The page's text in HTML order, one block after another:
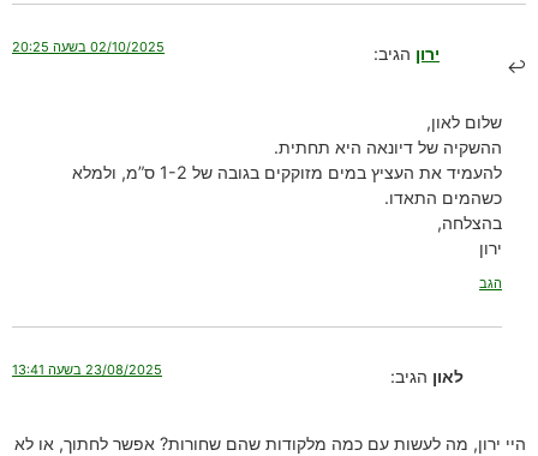
ירון הגיב: 02/10/2025 בשעה 20:25
שלום לאון,
ההשקיה של דיונאה היא תחתית.
להעמיד את העציץ במים מזוקקים בגובה של 1-2 ס”מ, ולמלא
כשהמים התאדו.
בהצלחה,
ירון
הגב
לאון הגיב: 23/08/2025 בשעה 13:41
היי ירון, מה לעשות עם כמה מלקודות שהם שחורות? אפשר לחתוך, או לא